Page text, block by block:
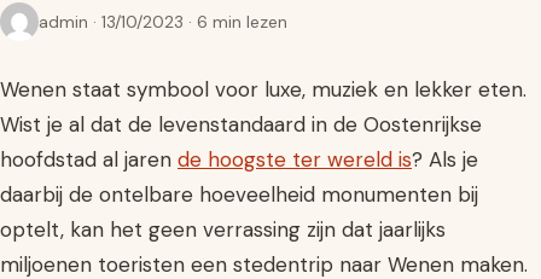
admin · 13/10/2023 · 6 min lezen
Wenen staat symbool voor luxe, muziek en lekker eten.
Wist je al dat de levenstandaard in de Oostenrijkse
hoofdstad al jaren de hoogste ter wereld is? Als je
daarbij de ontelbare hoeveelheid monumenten bij
optelt, kan het geen verrassing zijn dat jaarlijks
miljoenen toeristen een stedentrip naar Wenen maken.